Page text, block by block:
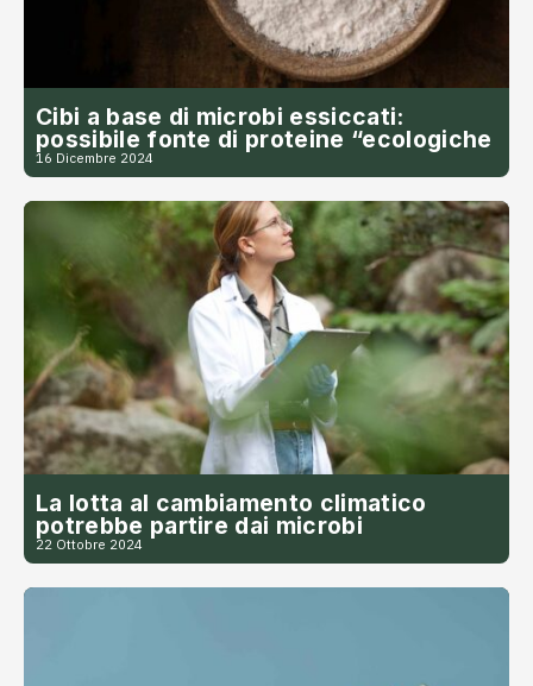
Cibi a base di microbi essiccati:
possibile fonte di proteine “ecologiche
16 Dicembre 2024
La lotta al cambiamento climatico
potrebbe partire dai microbi
22 Ottobre 2024